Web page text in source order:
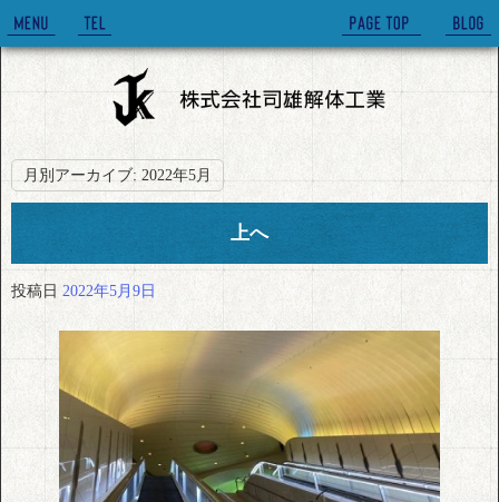
月別アーカイブ: 2022年5月
上へ
投稿日 2022年5月9日